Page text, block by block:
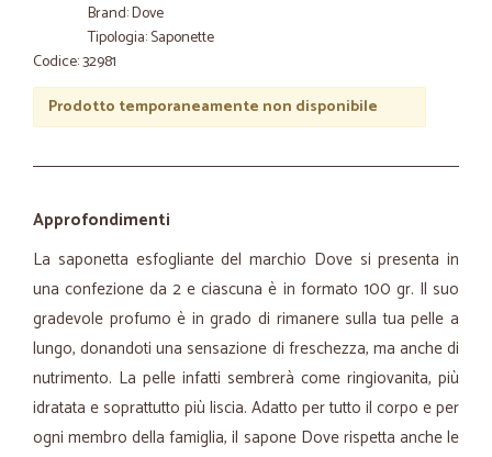
Brand: Dove
Tipologia: Saponette
Codice: 32981
Prodotto temporaneamente non disponibile
Approfondimenti
La saponetta esfogliante del marchio Dove si presenta in
una confezione da 2 e ciascuna è in formato 100 gr. Il suo
gradevole profumo è in grado di rimanere sulla tua pelle a
lungo, donandoti una sensazione di freschezza, ma anche di
nutrimento. La pelle infatti sembrerà come ringiovanita, più
idratata e soprattutto più liscia. Adatto per tutto il corpo e per
ogni membro della famiglia, il sapone Dove rispetta anche le